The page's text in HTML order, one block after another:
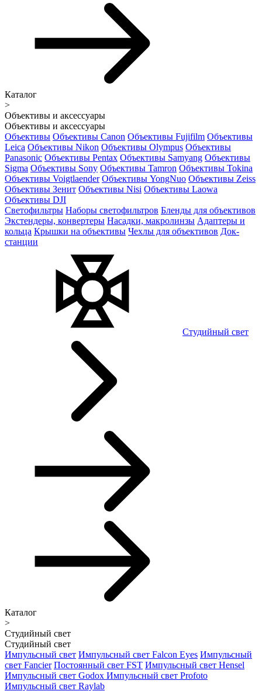
Каталог
>
Объективы и аксессуары
Объективы и аксессуары
Объективы Объективы Canon Объективы Fujifilm Объективы
Leica Объективы Nikon Объективы Olympus Объективы
Panasonic Объективы Pentax Объективы Samyang Объективы
Sigma Объективы Sony Объективы Tamron Объективы Tokina
Объективы Voigtlaender Объективы YongNuo Объективы Zeiss
Объективы Зенит Объективы Nisi Объективы Laowa
Объективы DJI
Светофильтры Наборы светофильтров Бленды для объективов
Экстендеры, конвертеры Насадки, макролинзы Адаптеры и
кольца Крышки на объективы Чехлы для объективов Док-
станции
Студийный свет
Каталог
>
Студийный свет
Студийный свет
Импульсный свет Импульсный свет Falcon Eyes Импульсный
свет Fancier Постоянный свет FST Импульсный свет Hensel
Импульсный свет Godox Импульсный свет Profoto
Импульсный свет Raylab